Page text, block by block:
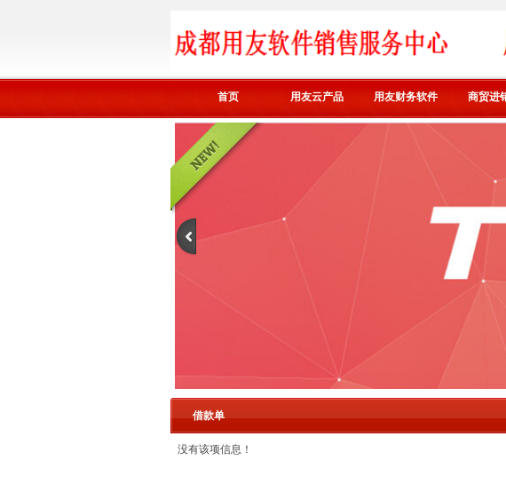
首页 用友云产品 用友财务软件 商贸进
借款单
没有该项信息！